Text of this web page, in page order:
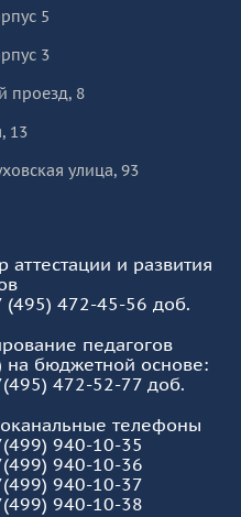
5
3
проезд, 8
13
улица, 93
аттестации и развития
(495) 472-45-56 доб.
педагогов
на бюджетной основе:
472-52-77 доб.
телефоны
940-10-35
940-10-36
940-10-37
940-10-38